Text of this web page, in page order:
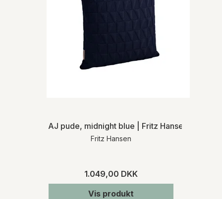
AJ pude, midnight blue | Fritz Hansen
Fritz Hansen
1.049,00 DKK
Vis produkt